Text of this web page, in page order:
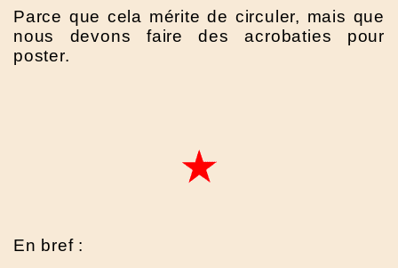
Parce que cela mérite de circuler, mais que
nous devons faire des acrobaties pour
poster.
En bref :